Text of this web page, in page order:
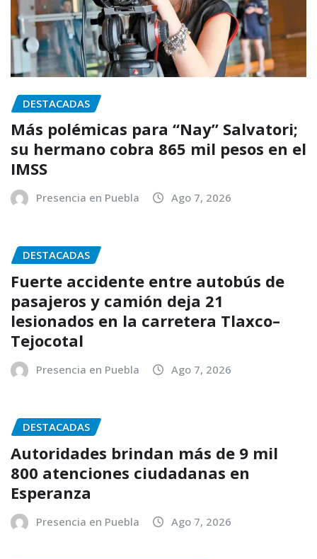
DESTACADAS
Más polémicas para “Nay” Salvatori;
su hermano cobra 865 mil pesos en el
IMSS
Presencia en Puebla Ago 7, 2026
DESTACADAS
Fuerte accidente entre autobús de
pasajeros y camión deja 21
lesionados en la carretera Tlaxco–
Tejocotal
Presencia en Puebla Ago 7, 2026
DESTACADAS
Autoridades brindan más de 9 mil
800 atenciones ciudadanas en
Esperanza
Presencia en Puebla Ago 7, 2026